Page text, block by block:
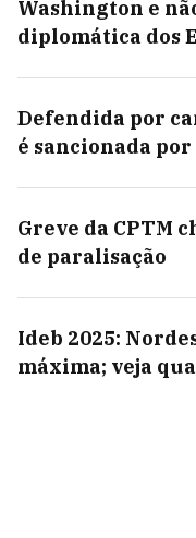
Washington e
diplomática dos
Defendida por
é sancionada
Greve da CPTM
de paralisação
Ideb 2025:
máxima; veja